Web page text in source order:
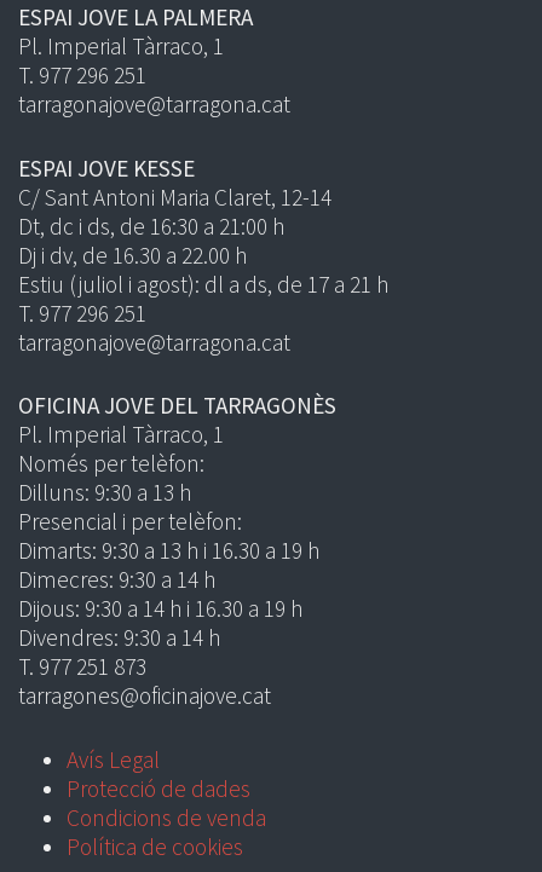
ESPAI JOVE LA PALMERA
Pl. Imperial Tàrraco, 1
T. 977 296 251
tarragonajove@tarragona.cat
ESPAI JOVE KESSE
C/ Sant Antoni Maria Claret, 12-14
Dt, dc i ds, de 16:30 a 21:00 h
Dj i dv, de 16.30 a 22.00 h
Estiu (juliol i agost): dl a ds, de 17 a 21 h
T. 977 296 251
tarragonajove@tarragona.cat
OFICINA JOVE DEL TARRAGONÈS
Pl. Imperial Tàrraco, 1
Només per telèfon:
Dilluns: 9:30 a 13 h
Presencial i per telèfon:
Dimarts: 9:30 a 13 h i 16.30 a 19 h
Dimecres: 9:30 a 14 h
Dijous: 9:30 a 14 h i 16.30 a 19 h
Divendres: 9:30 a 14 h
T. 977 251 873
tarragones@oficinajove.cat
Avís Legal
Protecció de dades
Condicions de venda
Política de cookies